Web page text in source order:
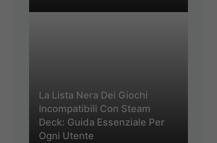
La Lista Nera Dei Giochi
Incompatibili Con Steam
Deck: Guida Essenziale Per
Ogni Utente